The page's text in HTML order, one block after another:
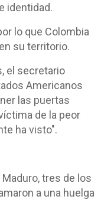
identidad.
lo que Colombia
su territorio.
el secretario
Americanos
las puertas
de la peor
ha visto".
tres de los
a una huelga